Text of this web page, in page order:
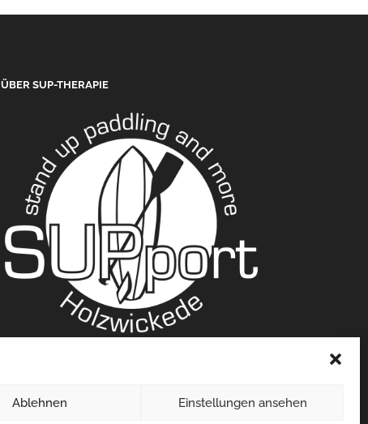
Ablehnen Einstellungen ansehen
ÜBER SUP-THERAPIE
Impressum